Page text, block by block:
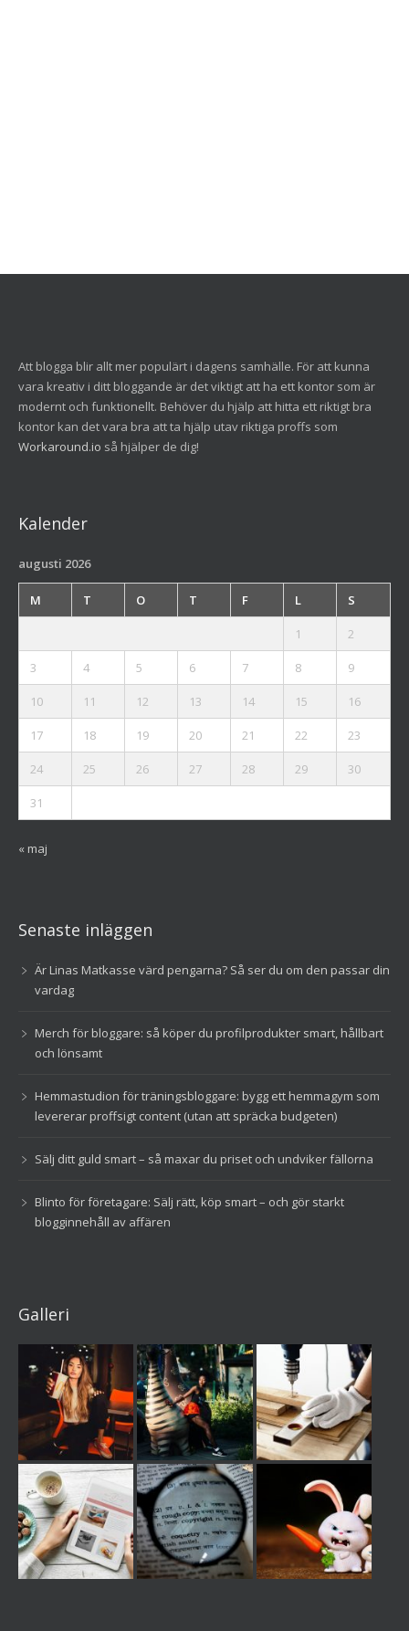
Att blogga blir allt mer populärt i dagens samhälle. För att kunna
vara kreativ i ditt bloggande är det viktigt att ha ett kontor som är
modernt och funktionellt. Behöver du hjälp att hitta ett riktigt bra
kontor kan det vara bra att ta hjälp utav riktiga proffs som
Workaround.io så hjälper de dig!
Kalender
augusti 2026
M T O T F L S
1 2
3 4 5 6 7 8 9
10 11 12 13 14 15 16
17 18 19 20 21 22 23
24 25 26 27 28 29 30
31
« maj
Senaste inläggen
Är Linas Matkasse värd pengarna? Så ser du om den passar din
vardag
Merch för bloggare: så köper du profilprodukter smart, hållbart
och lönsamt
Hemmastudion för träningsbloggare: bygg ett hemmagym som
levererar proffsigt content (utan att spräcka budgeten)
Sälj ditt guld smart – så maxar du priset och undviker fällorna
Blinto för företagare: Sälj rätt, köp smart – och gör starkt
blogginnehåll av affären
Galleri